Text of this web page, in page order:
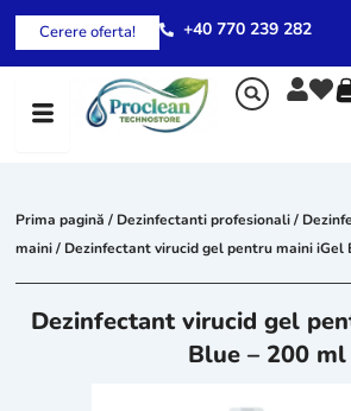
Skip
content
Cerere oferta! +40 770 239 282
Prima pagină / Dezinfectanti profesionali/
maini/ Dezinfectant virucid gel pentru maini iGel
Dezinfectant virucid gel
Blue – 200 ml